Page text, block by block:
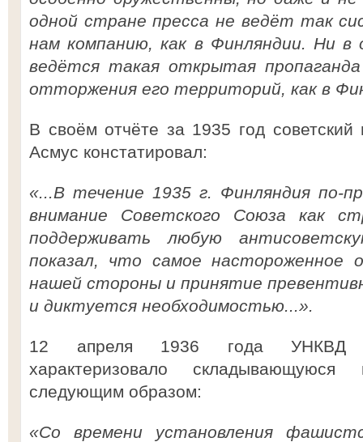
одной стране пресса не ведёт так
нам компанию, как в Финляндии. Ни в
ведётся такая открытая
отторжения его территорий, как в
В своём отчёте за 1935 год
Асмус констатировал:
«...В течение 1935 г. Финляндия по-
внимание Советского Союза как
поддерживать любую
показал, что самое настороженное
нашей стороны и принятие
и диктуется необходимостью...».
12 апреля 1936 года УНКВД
характеризовало
следующим образом:
«Со времени установления